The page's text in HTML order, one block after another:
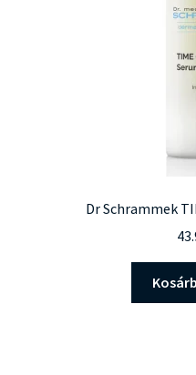
Dr Schrammek